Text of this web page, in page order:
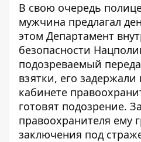
В свою очередь
мужчина предлагал
этом Департамент
безопасности
подозреваемый
взятки, его
кабинете
готовят подозрение.
правоохранителя ему
заключения под